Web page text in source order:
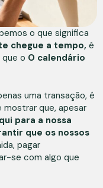
o que significa
chegue a tempo, é
o O calendário
uma transação, é
mostrar que, apesar
para a nossa
que os nossos
pagar
se com algo que